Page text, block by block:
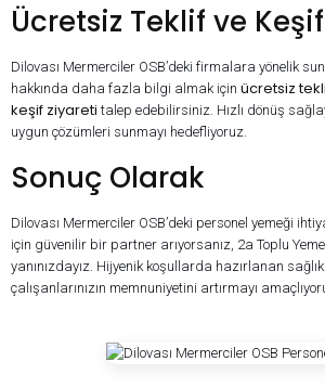
Ücretsiz Teklif ve
Dilovası Mermerciler OSB’deki firmalara yönelik
hakkında daha fazla bilgi almak için ücretsiz
keşif ziyareti talep edebilirsiniz. Hızlı dönüş
uygun çözümleri sunmayı hedefliyoruz.
Sonuç Olarak
Dilovası Mermerciler OSB’deki personel yemeği
için güvenilir bir partner arıyorsanız, 2a Toplu
yanınızdayız. Hijyenik koşullarda hazırlanan
çalışanlarınızın memnuniyetini artırmayı